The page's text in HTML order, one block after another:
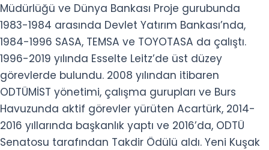
Müdürlüğü ve Dünya Bankası Proje gurubunda
1983-1984 arasında Devlet Yatırım Bankası’nda,
1984-1996 SASA, TEMSA ve TOYOTASA da çalıştı.
1996-2019 yılında Esselte Leitz’de üst düzey
görevlerde bulundu. 2008 yılından itibaren
ODTÜMİST yönetimi, çalışma gurupları ve Burs
Havuzunda aktif görevler yürüten Acartürk, 2014-
2016 yıllarında başkanlık yaptı ve 2016’da, ODTÜ
Senatosu tarafından Takdir Ödülü aldı. Yeni Kuşak